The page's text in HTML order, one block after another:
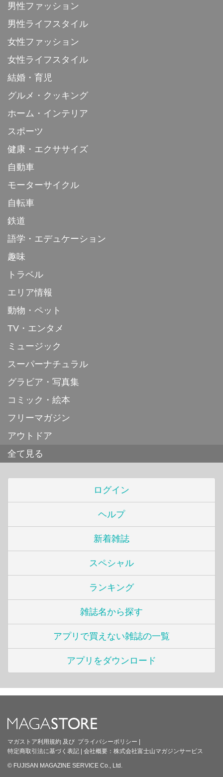
男性ファッション
男性ライフスタイル
女性ファッション
女性ライフスタイル
結婚・育児
グルメ・クッキング
ホーム・インテリア
スポーツ
健康・エクササイズ
自動車
モーターサイクル
自転車
鉄道
語学・エデュケーション
趣味
トラベル
エリア情報
動物・ペット
TV・エンタメ
ミュージック
スーパーナチュラル
グラビア・写真集
コミック・絵本
フリーマガジン
アウトドア
全て見る
ログイン
ヘルプ
新着雑誌
スペシャル
ランキング
雑誌名から探す
アプリで買えない雑誌の一覧
アプリをダウンロード
マガストア利用規約 及び プライバシーポリシー |
特定商取引法に基づく表記 | 会社概要： 株式会社富士山マガジンサービス
© FUJISAN MAGAZINE SERVICE Co., Ltd.